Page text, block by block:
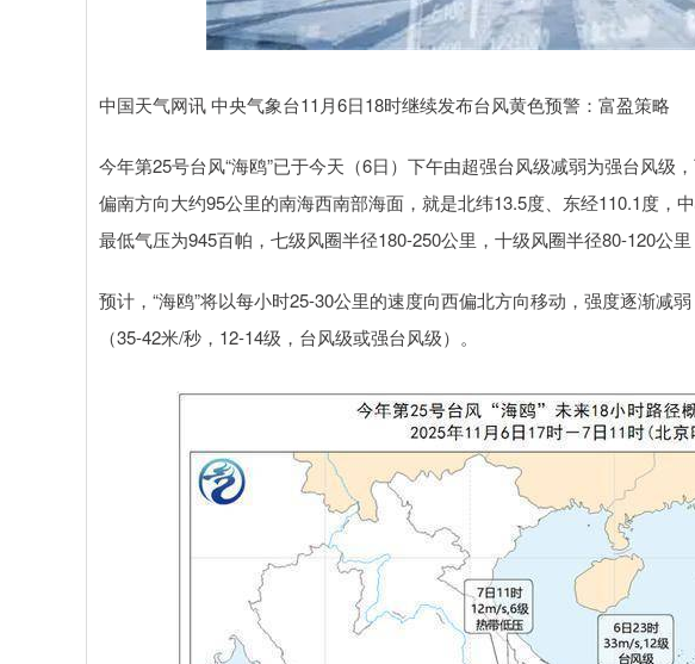
中国天气网讯 中央气象台11月6日18时继续发布台风黄色预警：富盈策略
今年第25号台风“海鸥”已于今天（6日）下午由超强台风级减弱为强台风级
偏南方向大约95公里的南海西南部海面，就是北纬13.5度、东经110.1度，
最低气压为945百帕，七级风圈半径180-250公里，十级风圈半径80-120公里
预计，“海鸥”将以每小时25-30公里的速度向西偏北方向移动，强度逐渐减
（35-42米/秒，12-14级，台风级或强台风级）。